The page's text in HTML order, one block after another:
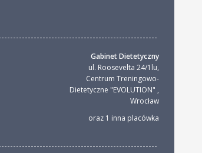
Gabinet Dietetyczny
ul. Roosevelta 24/1lu,
Centrum Treningowo-
Dietetyczne "EVOLUTION" ,
Wrocław
oraz 1 inna placówka